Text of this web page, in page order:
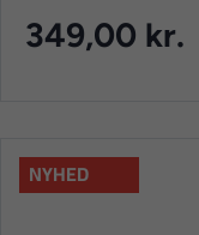
349,00 kr.
NYHED